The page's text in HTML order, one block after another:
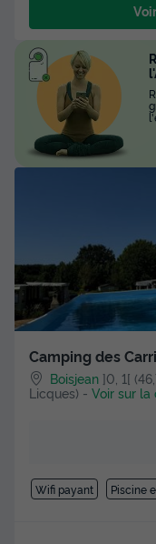
Camping des
Boisjean ]0, 1[
Licques) - Voir sur la
Wifi payant Piscine